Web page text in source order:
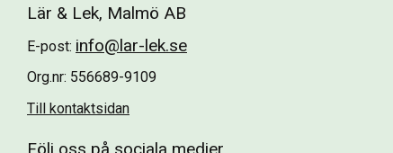
Lär & Lek, Malmö AB
E-post: info@lar-lek.se
Org.nr: 556689-9109
Till kontaktsidan
Följ oss på sociala medier